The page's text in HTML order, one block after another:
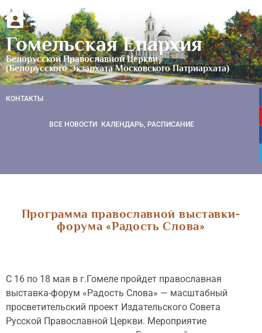
Гомельская Епархия
Белорусской Православной Церкви
(Белорусского Экзархата Московского Патриархата)
КОНТАКТЫ
ВСЕ НОВОСТИ КАЛЕНДАРЬ, РАСПИСАНИЕ
Программа православной выставки-
форума «Радость Слова»
С 16 по 18 мая в г.Гомеле пройдет православная
выставка-форум «Радость Слова» — масштабный
просветительский проект Издательского Совета
Русской Православной Церкви. Мероприятие